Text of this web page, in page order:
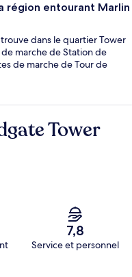
région entourant Marlin
dans le quartier Tower
marche de Station de
de marche de Tour de
Tower
7,8
Service et personnel